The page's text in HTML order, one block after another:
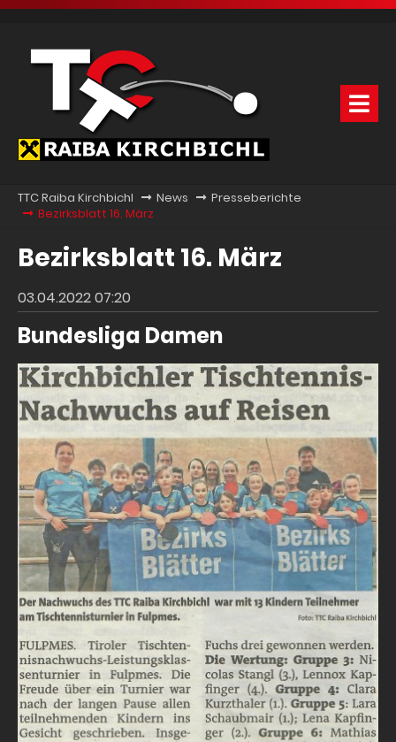
TTC Raiba Kirchbichl News
Presseberichte
Bezirksblatt 16. März
Bezirksblatt 16. März
03.04.2022 07:20
Bundesliga Damen